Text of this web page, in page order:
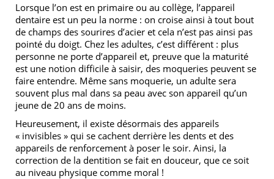
Lorsque l’on est en primaire ou au collège, l’appareil
dentaire est un peu la norme : on croise ainsi à tout bout
de champs des sourires d’acier et cela n’est pas ainsi pas
pointé du doigt. Chez les adultes, c’est différent : plus
personne ne porte d’appareil et, preuve que la maturité
est une notion difficile à saisir, des moqueries peuvent se
faire entendre. Même sans moquerie, un adulte sera
souvent plus mal dans sa peau avec son appareil qu’un
jeune de 20 ans de moins.
Heureusement, il existe désormais des appareils
« invisibles » qui se cachent derrière les dents et des
appareils de renforcement à poser le soir. Ainsi, la
correction de la dentition se fait en douceur, que ce soit
au niveau physique comme moral !